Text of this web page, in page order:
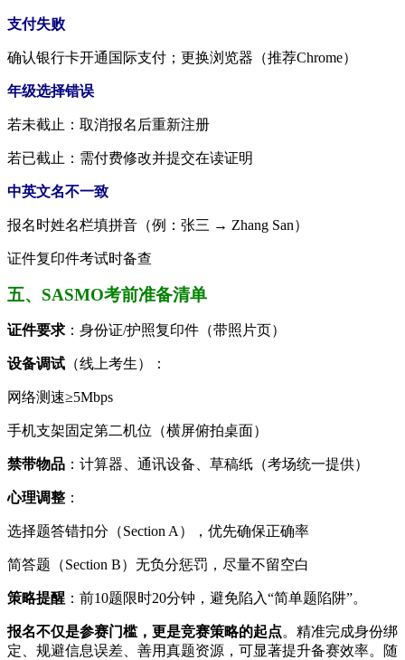
​支付失败​
确认银行卡开通国际支付；更换浏览器（推荐Chrome）
​年级选择错误​
若未截止：取消报名后重新注册
若已截止：需付费修改并提交在读证明
​中英文名不一致​
报名时姓名栏填拼音（例：张三 → Zhang San）
证件复印件考试时备查
五、SASMO考前准备清单​
​证件要求​ ​：身份证/护照复印件（带照片页）
​设备调试​ ​（线上考生）：
网络测速≥5Mbps
手机支架固定第二机位（横屏俯拍桌面）
​禁带物品​ ​：计算器、通讯设备、草稿纸（考场统一提供）
​心理调整​ ​：
选择题答错扣分（Section A），优先确保正确率
简答题（Section B）无负分惩罚，尽量不留空白
​策略提醒​ ​：前10题限时20分钟，避免陷入“简单题陷阱”。
报名不仅是参赛门槛，更是竞赛策略的起点​​。精准完成身份绑
定、规避信息误差、善用真题资源，可显著提升备赛效率。随